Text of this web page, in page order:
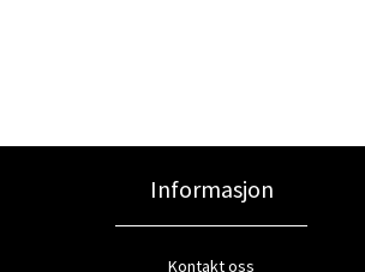
Informasjon
Kontakt oss